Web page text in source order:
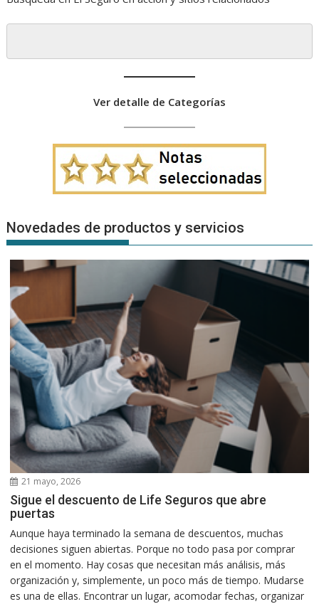
Ver detalle de Categorías
Novedades de productos y servicios
21 mayo, 2026
Sigue el descuento de Life Seguros que abre
puertas
Aunque haya terminado la semana de descuentos, muchas
decisiones siguen abiertas. Porque no todo pasa por comprar
en el momento. Hay cosas que necesitan más análisis, más
organización y, simplemente, un poco más de tiempo. Mudarse
es una de ellas. Encontrar un lugar, acomodar fechas, organizar